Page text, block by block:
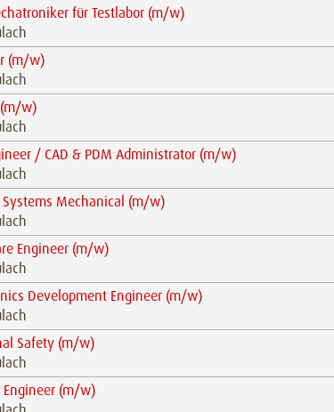
für Testlabor (m/w)
(m/w)
w)
/ CAD & PDM Administrator (m/w)
Systems Mechanical (m/w)
Engineer (m/w)
Development Engineer (m/w)
Safety (m/w)
Engineer (m/w)